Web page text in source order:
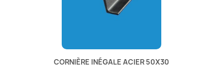
CORNIÈRE INÉGALE ACIER 50X30